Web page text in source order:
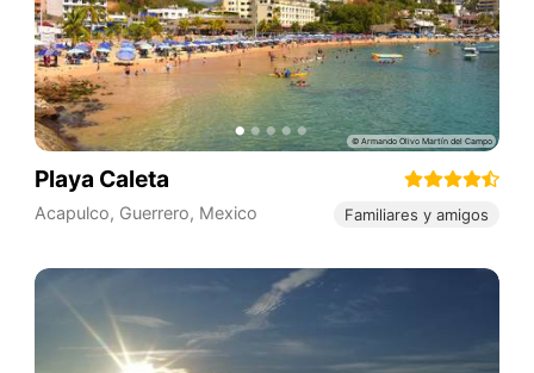
Playa Caleta
Acapulco, Guerrero, Mexico Familiares y amigos